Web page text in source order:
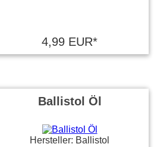
4,99 EUR*
Ballistol Öl
Hersteller: Ballistol